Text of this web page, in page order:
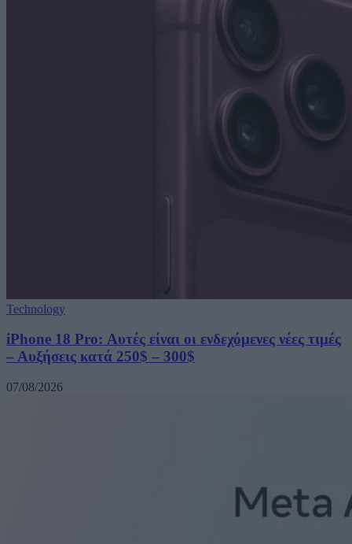
Technology
iPhone 18 Pro: Αυτές είναι οι ενδεχόμενες νέες τιμές
– Αυξήσεις κατά 250$ – 300$
07/08/2026